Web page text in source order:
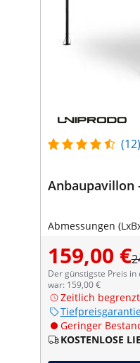
(12)
Anbaupavillon
Abmessungen
159,00 €
Der günstigste Preis in
war: 159,00 €
Zeitlich
Geringer
KOSTENLOSE